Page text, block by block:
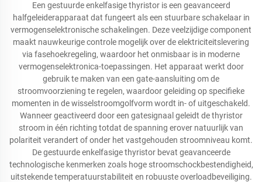
Een gestuurde enkelfasige thyristor is een geavanceerd
halfgeleiderapparaat dat fungeert als een stuurbare schakelaar in
vermogenselektronische schakelingen. Deze veelzijdige component
maakt nauwkeurige controle mogelijk over de elektriciteitslevering
via fasehoekregeling, waardoor het onmisbaar is in moderne
vermogenselektronica-toepassingen. Het apparaat werkt door
gebruik te maken van een gate-aansluiting om de
stroomvoorziening te regelen, waardoor geleiding op specifieke
momenten in de wisselstroomgolfvorm wordt in- of uitgeschakeld.
Wanneer geactiveerd door een gatesignaal geleidt de thyristor
stroom in één richting totdat de spanning erover natuurlijk van
polariteit verandert of onder het vastgehouden stroomniveau komt.
De gestuurde enkelfasige thyristor bevat geavanceerde
technologische kenmerken zoals hoge stroomschockbestendigheid,
uitstekende temperatuurstabiliteit en robuuste overloadbeveiliging.